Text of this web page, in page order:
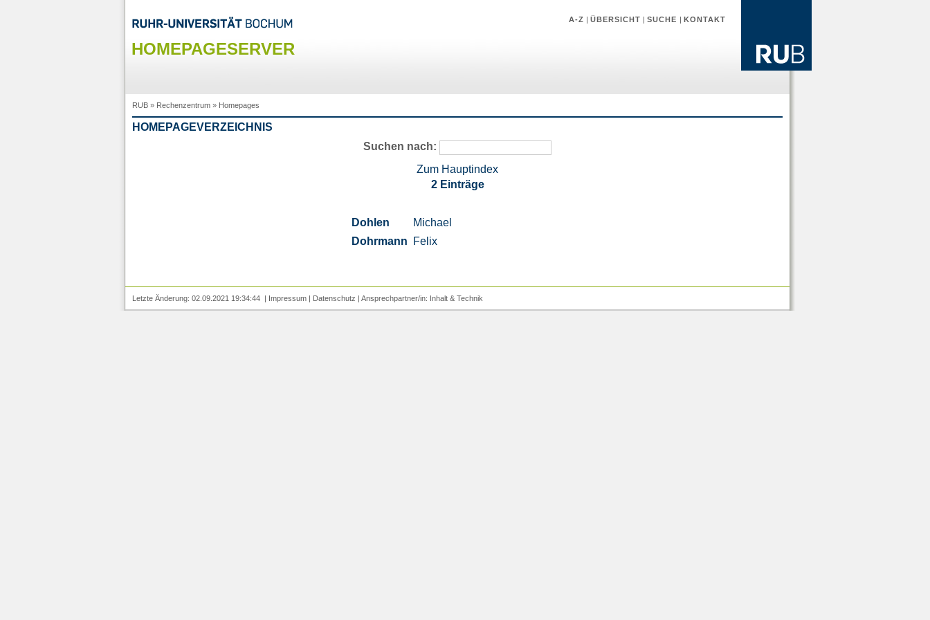
A-Z |ÜBERSICHT |SUCHE |KONTAKT
HOMEPAGESERVER
RUB» Rechenzentrum» Homepages
HOMEPAGEVERZEICHNIS
Suchen nach:
Zum Hauptindex
2 Einträge
Dohlen
Michael
Dohrmann Felix
Letzte Änderung: 02.09.2021 19:34:44 | Impressum| Datenschutz | Ansprechpartner/in: Inhalt& Technik